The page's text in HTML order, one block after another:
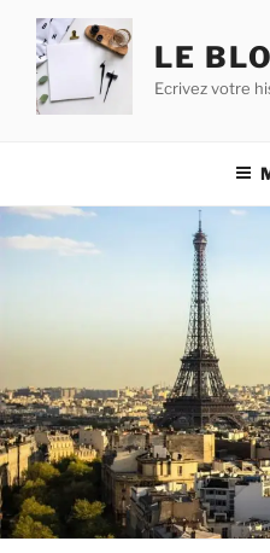
Aller
contenu
principal
LE
Ecrivez votre